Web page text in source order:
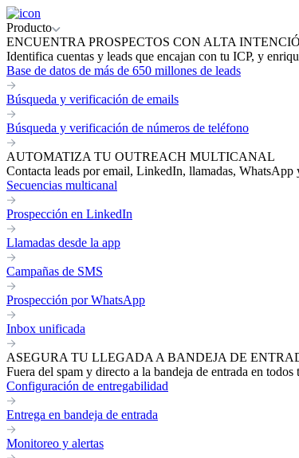
Producto
ENCUENTRA PROSPECTOS CON ALTA
Identifica cuentas y leads que encajan con tu ICP, y
Base de datos de más de 650 millones de leads
Búsqueda y verificación de emails
Búsqueda y verificación de números de teléfono
AUTOMATIZA TU OUTREACH MULTICANAL
Contacta leads por email, LinkedIn, llamadas,
Secuencias multicanal
Prospección en LinkedIn
Llamadas desde la app
Campañas de SMS
Prospección por WhatsApp
Inbox unificada
ASEGURA TU LLEGADA A BANDEJA DE
Fuera del spam y directo a la bandeja de entrada en
Configuración de entregabilidad
Entrega en bandeja de entrada
Monitoreo y alertas